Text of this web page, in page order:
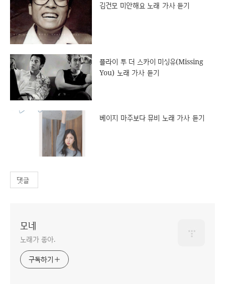
김건모 미안해요 노래 가사 듣기
플라이 투 더 스카이 미싱유(Missing
You) 노래 가사 듣기
베이지 마주보다 뮤비 노래 가사 듣기
댓글
모네
노래가 좋아.
구독하기